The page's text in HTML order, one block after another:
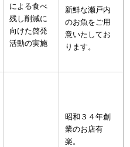
による食べ
残し削減に
向けた啓発
活動の実施
新鮮な瀬戸内
のお魚をご用
意いたしてお
ります。
昭和３４年創
業のお店有
楽。